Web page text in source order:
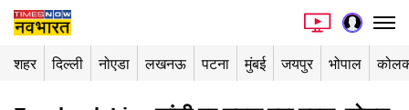
शहर दिल्ली नोएडा लखनऊ पटना मुंबई जयपुर भोपाल